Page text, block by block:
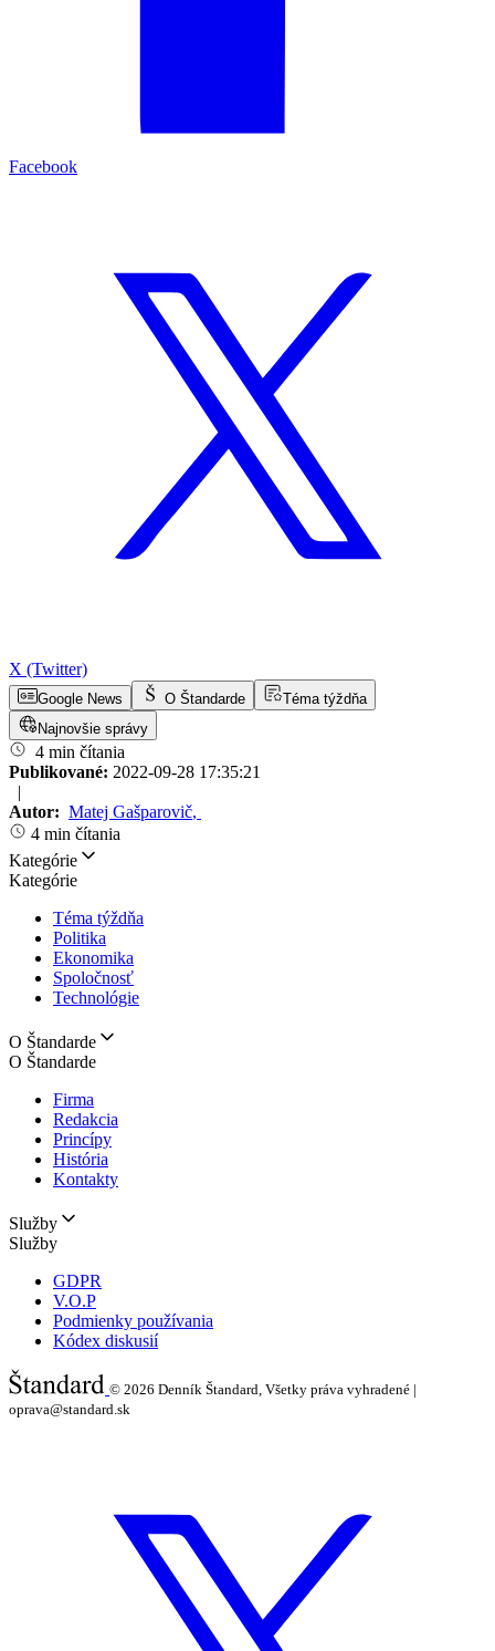
Facebook
X (Twitter)
Google News O Štandarde
Téma týždňa
Najnovšie správy
4 min čítania
Publikované: 2022-09-28 17:35:21
|
Autor: Matej Gašparovič,
4 min čítania
Kategórie
Kategórie
Téma týždňa
Politika
Ekonomika
Spoločnosť
Technológie
O Štandarde
O Štandarde
Firma
Redakcia
Princípy
História
Kontakty
Služby
Služby
GDPR
V.O.P
Podmienky používania
Kódex diskusií
© 2026 Denník Štandard, Všetky práva vyhradené |
oprava@standard.sk